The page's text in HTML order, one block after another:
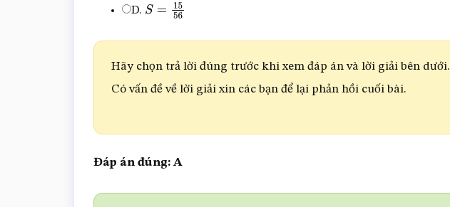
D. S=15 56
Hãy chọn trả lời đúng trước khi xem đáp án và lời giải bên dưới.
Có vấn đề về lời giải xin các bạn để lại phản hồi cuối bài.
Đáp án đúng: A